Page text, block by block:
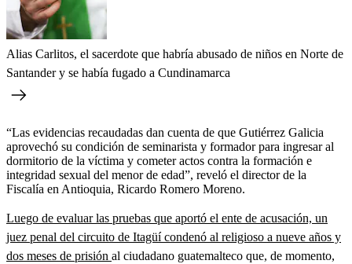
Alias Carlitos, el sacerdote que habría abusado de niños en Norte de
Santander y se había fugado a Cundinamarca
“Las evidencias recaudadas dan cuenta de que Gutiérrez Galicia
aprovechó su condición de seminarista y formador para ingresar al
dormitorio de la víctima y cometer actos contra la formación e
integridad sexual del menor de edad”, reveló el director de la
Fiscalía en Antioquia, Ricardo Romero Moreno.
Luego de evaluar las pruebas que aportó el ente de acusación, un
juez penal del circuito de Itagüí condenó al religioso a nueve años y
dos meses de prisión al ciudadano guatemalteco que, de momento,